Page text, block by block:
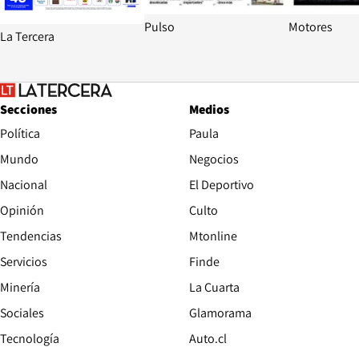
La Tercera
Pulso Motores
Secciones
Política
Mundo
Nacional
Opinión
Tendencias
Servicios
Minería
Sociales
Tecnología
Medios
Paula
Negocios
El Deportivo
Culto
Mtonline
Finde
La Cuarta
Glamorama
Auto.clOpens in new window